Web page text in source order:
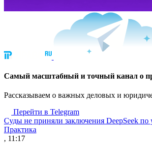
Cамый масштабный и точный канал о
Рассказываем о важных деловых и
Перейти в Telegram
Суды не приняли заключения DeepSeek по
Практика
, 11:17